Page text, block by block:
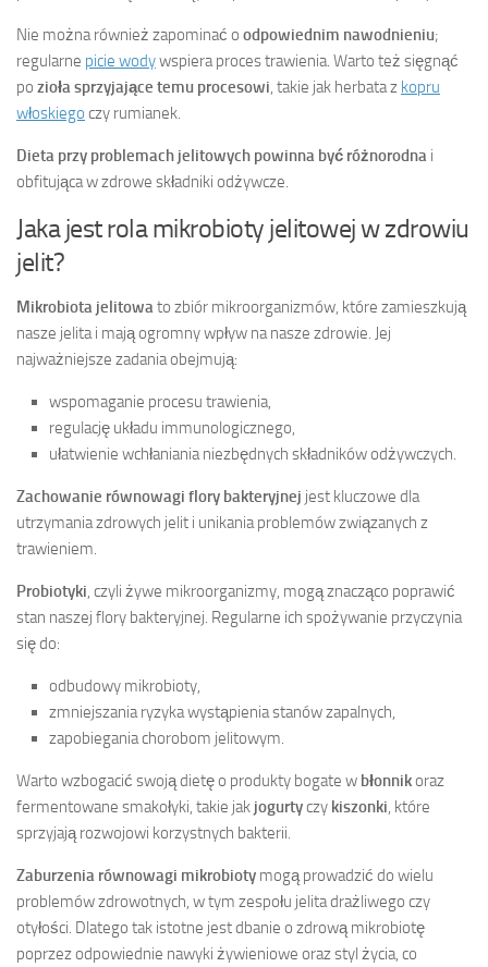
Nie można również zapominać o odpowiednim nawodnieniu;
regularne picie wodywspiera proces trawienia. Warto też sięgnąć
po zioła sprzyjające temu procesowi, takie jak herbata z kopru
włoskiego czy rumianek.
Dieta przy problemach jelitowych powinna być różnorodna i
obfitująca w zdrowe składniki odżywcze.
Jaka jest rola mikrobioty jelitowej w zdrowiu
jelit?
Mikrobiota jelitowato zbiór mikroorganizmów, które zamieszkują
nasze jelita i mają ogromny wpływ na nasze zdrowie. Jej
najważniejsze zadania obejmują:
wspomaganie procesu trawienia,
regulację układu immunologicznego,
ułatwienie wchłaniania niezbędnych składników odżywczych.
Zachowanie równowagi flory bakteryjnej jest kluczowe dla
utrzymania zdrowych jelit i unikania problemów związanych z
trawieniem.
Probiotyki, czyli żywe mikroorganizmy, mogą znacząco poprawić
stan naszej flory bakteryjnej. Regularne ich spożywanie przyczynia
się do:
odbudowy mikrobioty,
zmniejszania ryzyka wystąpienia stanów zapalnych,
zapobiegania chorobom jelitowym.
Warto wzbogacić swoją dietę o produkty bogate w błonnikoraz
fermentowane smakołyki, takie jak jogurtyczy kiszonki, które
sprzyjają rozwojowi korzystnych bakterii.
Zaburzenia równowagi mikrobioty mogą prowadzić do wielu
problemów zdrowotnych, w tym zespołu jelita drażliwego czy
otyłości. Dlatego tak istotne jest dbanie o zdrową mikrobiotę
poprzez odpowiednie nawyki żywieniowe oraz styl życia, co